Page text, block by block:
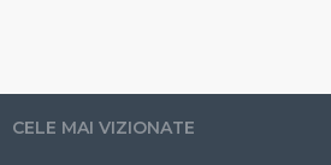
CELE MAI VIZIONATE